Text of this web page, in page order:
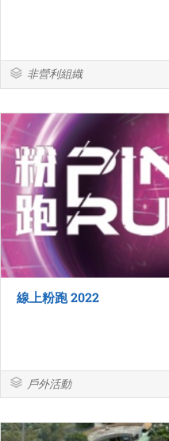
非營利組織
線上粉跑 2022
戶外活動